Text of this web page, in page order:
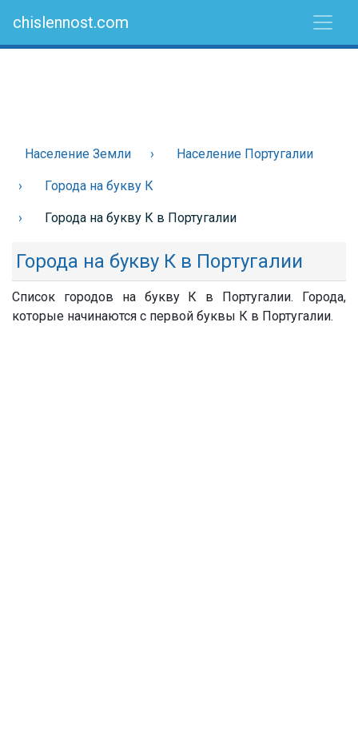
chislennost.com
Население Земли Население Португалии
Города на букву К
Города на букву К в Португалии
Города на букву К в Португалии
Список городов на букву К в Португалии. Города,
которые начинаются с первой буквы К в Португалии.